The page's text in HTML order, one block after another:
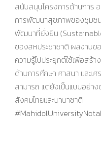
สนับสนุนโครงการด้านการ
การพัฒนาสุขภาพของชุมช
พัฒนาที่ยั่งยืน
ของสหประชาชาติ ผลงานข
ความรู้ไปประยุกต์ใช้เพื่อสร้
ด้านการศึกษา ศาสนา และเ
สามารถ แต่ยังเป็นแบบอย่า
สังคมไทยและนานาชาติ